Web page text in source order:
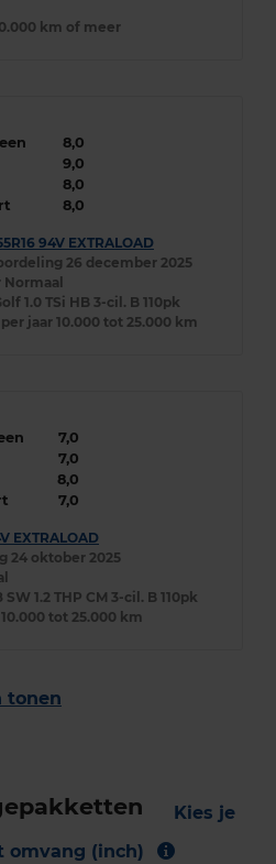
km of meer
8,0
9,0
8,0
8,0
94V EXTRALOAD
26 december 2025
Normaal
1.0 TSi HB 3-cil. B 110pk
jaar 10.000 tot 25.000 km
7,0
7,0
8,0
7,0
EXTRALOAD
24 oktober 2025
SW 1.2 THP CM 3-cil. B 110pk
10.000 tot 25.000 km
tonen
Kies je
omvang (inch)